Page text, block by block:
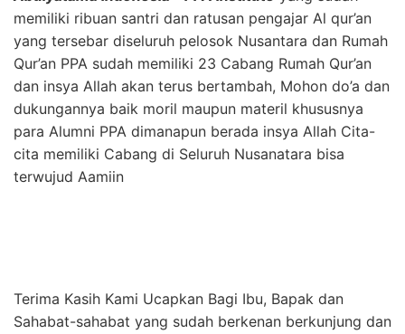
memiliki ribuan santri dan ratusan pengajar Al qur’an
yang tersebar diseluruh pelosok Nusantara dan Rumah
Qur’an PPA sudah memiliki 23 Cabang Rumah Qur’an
dan insya Allah akan terus bertambah, Mohon do’a dan
dukungannya baik moril maupun materil khususnya
para Alumni PPA dimanapun berada insya Allah Cita-
cita memiliki Cabang di Seluruh Nusanatara bisa
terwujud Aamiin
Terima Kasih Kami Ucapkan Bagi Ibu, Bapak dan
Sahabat-sahabat yang sudah berkenan berkunjung dan